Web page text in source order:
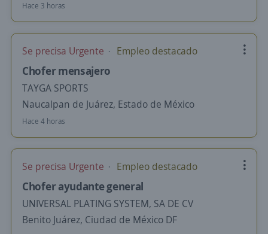
Hace 3 horas
Se precisa Urgente Empleo destacado
Chofer mensajero
TAYGA SPORTS
Naucalpan de Juárez, Estado de México
Hace 4 horas
Se precisa Urgente Empleo destacado
Chofer ayudante general
UNIVERSAL PLATING SYSTEM, SA DE CV
Benito Juárez, Ciudad de México DF